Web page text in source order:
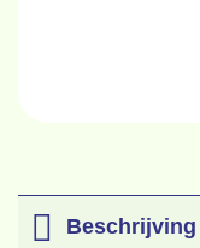
Beschrijving